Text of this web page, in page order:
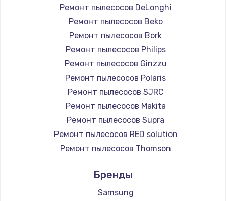
950 руб.
Заказать
Замена шлангов
500 руб.
Заказать
Отключается
350 руб.
Заказать
700 руб.
Заказать
Ремонт пылесосов DeLonghi
Ремонт пылесосов Beko
Ремонт пылесосов Bork
Ремонт пылесосов Philips
Ремонт пылесосов Ginzzu
Ремонт пылесосов Polaris
Ремонт пылесосов SJRC
Ремонт пылесосов Makita
Ремонт пылесосов Supra
Ремонт пылесосов RED solution
Ремонт пылесосов Thomson
Ремонт пылесосов lydsto
Ремонт пылесосов Atvel
Бренды
Samsung